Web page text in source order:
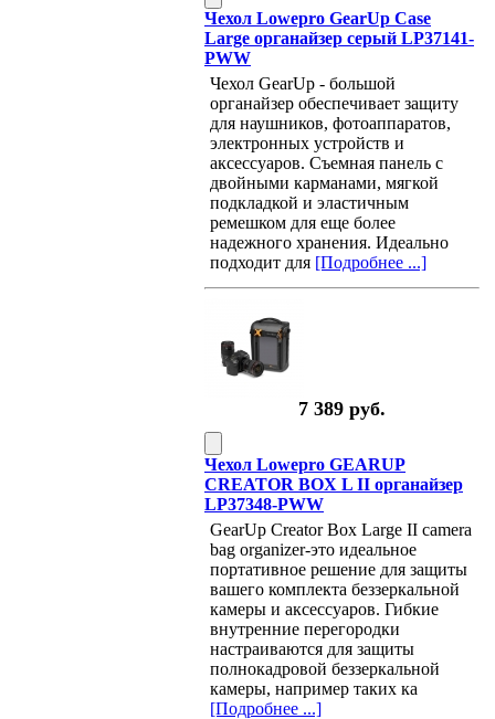
Чехол Lowepro GearUp Case
Large органайзер серый LP37141-
PWW
Чехол GearUp - большой
органайзер обеспечивает защиту
для наушников, фотоаппаратов,
электронных устройств и
аксессуаров. Съемная панель с
двойными карманами, мягкой
подкладкой и эластичным
ремешком для еще более
надежного хранения. Идеально
подходит для [Подробнее ...]
7 389 руб.
Чехол Lowepro GEARUP
CREATOR BOX L II органайзер
LP37348-PWW
GearUp Creator Box Large II camera
bag organizer-это идеальное
портативное решение для защиты
вашего комплекта беззеркальной
камеры и аксессуаров. Гибкие
внутренние перегородки
настраиваются для защиты
полнокадровой беззеркальной
камеры, например таких ка
[Подробнее ...]